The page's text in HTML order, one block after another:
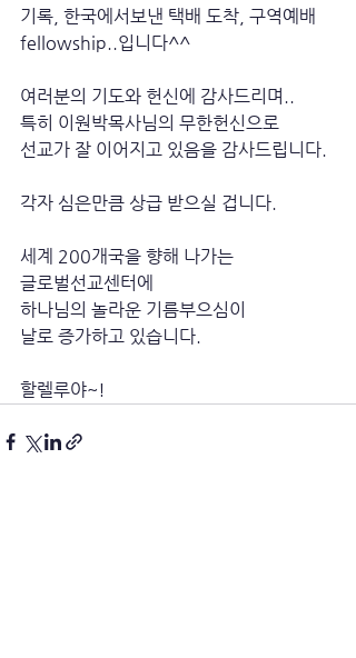
기록, 한국에서보낸 택배 도착, 구역예배
fellowship..입니다^^
여러분의 기도와 헌신에 감사드리며..
특히 이원박목사님의 무한헌신으로
선교가 잘 이어지고 있음을 감사드립니다.
각자 심은만큼 상급 받으실 겁니다.
세계 200개국을 향해 나가는
글로벌선교센터에
하나님의 놀라운 기름부으심이
날로 증가하고 있습니다.
할렐루야~!